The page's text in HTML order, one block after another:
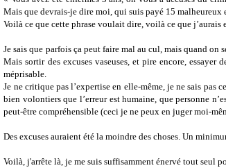
Mais que devrais-je dire moi, qui suis payé 15 malheureux
Voilà ce que cette phrase voulait dire, voilà ce que j’aurais
Je sais que parfois ça peut faire mal au cul, mais quand on
Mais sortir des excuses vaseuses, et pire encore,
méprisable.
Je ne critique pas l’expertise en elle-même, je ne sais pas
bien volontiers que l’erreur est humaine, que personne
peut-être compréhensible (ceci je ne peux en juger moi-
Des excuses auraient été la moindre des choses. Un
Voilà, j'arrête là, je me suis suffisamment énervé tout seul